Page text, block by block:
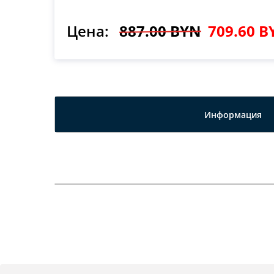
Цена: 887.00 BYN 709.60
Информация